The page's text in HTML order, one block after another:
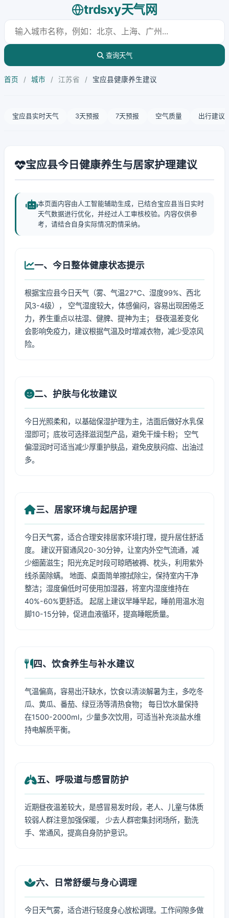
trdsxy天气网
查询天气
首页 / 城市 / 江苏省 / 宝应县健康养生建议
宝应县实时天气 3天预报 7天预报 空气质量 出行建议
宝应县今日健康养生与居家护理建议
本页面内容由人工智能辅助生成，已结合宝应县当日实时
天气数据进行优化，并经过人工审核校验。内容仅供参
考，请结合自身实际情况酌情采纳。
一、今日整体健康状态提示
根据宝应县今日天气（雾、气温27℃、湿度99%、西北
风3-4级）， 空气湿度较大，体感偏闷，容易出现困倦乏
力，养生重点以祛湿、健脾、提神为主； 昼夜温差变化
会影响免疫力，建议根据气温及时增减衣物，减少受凉风
险。
二、护肤与化妆建议
今日光照柔和，以基础保湿护理为主，洁面后做好水乳保
湿即可；底妆可选择滋润型产品，避免干燥卡粉； 空气
偏湿润时可适当减少厚重护肤品，避免皮肤闷痘、出油过
多。
三、居家环境与起居护理
今日天气雾，适合合理安排居家环境打理，提升居住舒适
度。 建议开窗通风20-30分钟，让室内外空气流通，减
少细菌滋生；阳光充足时段可晾晒被褥、枕头，利用紫外
线杀菌除螨。 地面、桌面简单擦拭除尘，保持室内干净
整洁；湿度偏低时可使用加湿器，将室内湿度维持在
40%-60%更舒适。 起居上建议早睡早起，睡前用温水泡
脚10-15分钟，促进血液循环，提高睡眠质量。
四、饮食养生与补水建议
气温偏高，容易出汗缺水，饮食以清淡解暑为主，多吃冬
瓜、黄瓜、番茄、绿豆汤等清热食物； 每日饮水量保持
在1500-2000ml，少量多次饮用，可适当补充淡盐水维
持电解质平衡。
五、呼吸道与感冒防护
近期昼夜温差较大，是感冒易发时段，老人、儿童与体质
较弱人群注意加强保暖， 少去人群密集封闭场所，勤洗
手、常通风，提高自身防护意识。
六、日常舒缓与身心调理
今日天气雾，适合进行轻度身心放松调理。工作间隙多做